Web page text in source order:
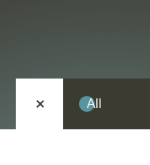
All